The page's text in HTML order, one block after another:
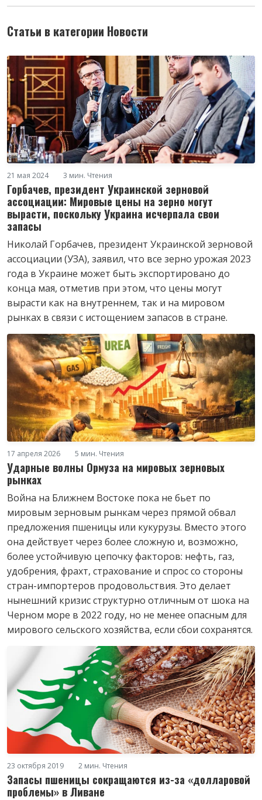
Статьи в категории Новости
21 мая 2024 3 мин. Чтения
Горбачев, президент Украинской зерновой
ассоциации: Мировые цены на зерно могут
вырасти, поскольку Украина исчерпала свои
запасы
Николай Горбачев, президент Украинской зерновой
ассоциации (УЗА), заявил, что все зерно урожая 2023
года в Украине может быть экспортировано до
конца мая, отметив при этом, что цены могут
вырасти как на внутреннем, так и на мировом
рынках в связи с истощением запасов в стране.
17 апреля 2026 5 мин. Чтения
Ударные волны Ормуза на мировых зерновых
рынках
Война на Ближнем Востоке пока не бьет по
мировым зерновым рынкам через прямой обвал
предложения пшеницы или кукурузы. Вместо этого
она действует через более сложную и, возможно,
более устойчивую цепочку факторов: нефть, газ,
удобрения, фрахт, страхование и спрос со стороны
стран-импортеров продовольствия. Это делает
нынешний кризис структурно отличным от шока на
Черном море в 2022 году, но не менее опасным для
мирового сельского хозяйства, если сбои сохранятся.
23 октября 2019 2 мин. Чтения
Запасы пшеницы сокращаются из-за «долларовой
проблемы» в Ливане